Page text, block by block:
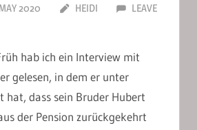
2020 HEIDI
LEAVE
hab ich ein Interview mit
gelesen, in dem er unter
hat, dass sein Bruder Hubert
der Pension zurückgekehrt